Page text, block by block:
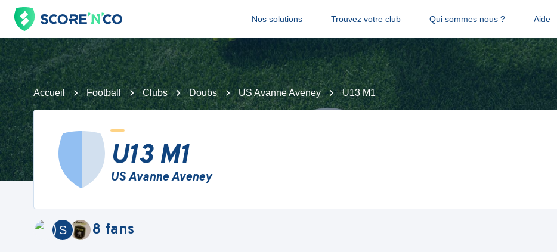
Nos solutions Trouvez votre club Qui sommes nous ? Aide
Accueil Football Clubs Doubs US Avanne Aveney U13 M1
U13 M1
US Avanne Aveney
S 8 fans